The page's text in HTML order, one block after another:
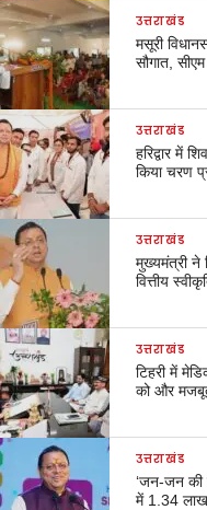
उत्तराखंड
मसूरी
सौगात,
उत्तराखंड
हरिद्वार में
किया चरण
उत्तराखंड
मुख्यमंत्री ने
वित्तीय
उत्तराखंड
टिहरी में
को और
उत्तराखंड
‘जन-जन की
में 1.34 लाख